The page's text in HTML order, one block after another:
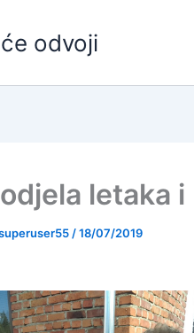
odvoji
letaka
/18/07/2019